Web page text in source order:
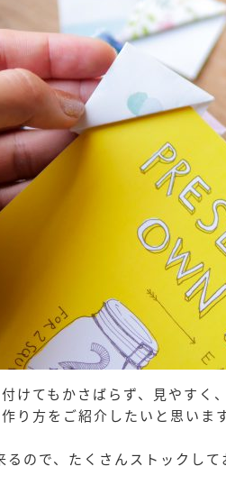
けてもかさばらず、見やすく
り方をご紹介したいと思います
ので、たくさんストックし